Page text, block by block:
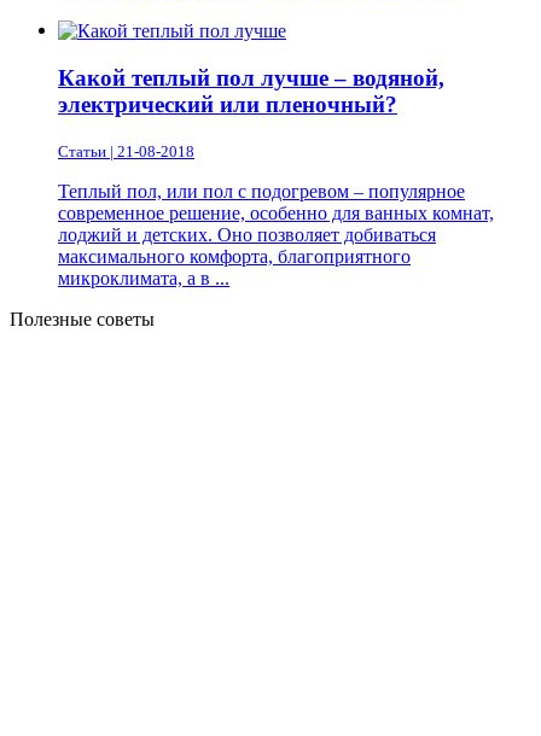
Какой теплый пол лучше – водяной,
электрический или пленочный?
Статьи | 21-08-2018
Теплый пол, или пол с подогревом – популярное
современное решение, особенно для ванных комнат,
лоджий и детских. Оно позволяет добиваться
максимального комфорта, благоприятного
микроклимата, а в ...
Полезные советы